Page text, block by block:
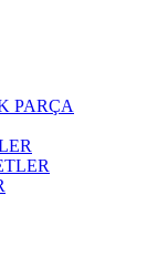
PARÇA